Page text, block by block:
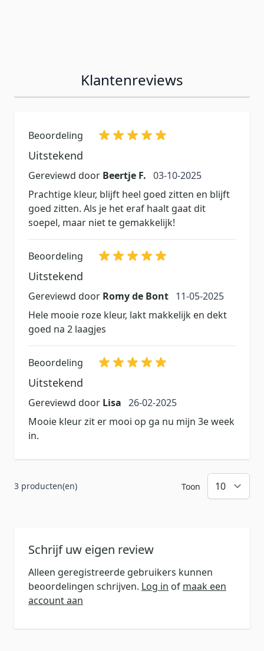
Klantenreviews
Beoordeling
Uitstekend
Gereviewd door Beertje F. 3 oktober 2025
03-10-2025
Prachtige kleur, blijft heel goed zitten en blijft
goed zitten. Als je het eraf haalt gaat dit
soepel, maar niet te gemakkelijk!
Beoordeling
Uitstekend
Gereviewd door Romy de Bont 11 mei 2025
11-05-2025
Hele mooie roze kleur, lakt makkelijk en dekt
goed na 2 laagjes
Beoordeling
Uitstekend
Gereviewd door Lisa 26 februari 2025
26-02-2025
Mooie kleur zit er mooi op ga nu mijn 3e week
in.
3 producten(en) Toon
Schrijf uw eigen review
Alleen geregistreerde gebruikers kunnen
beoordelingen schrijven. Log in of maak een
account aan